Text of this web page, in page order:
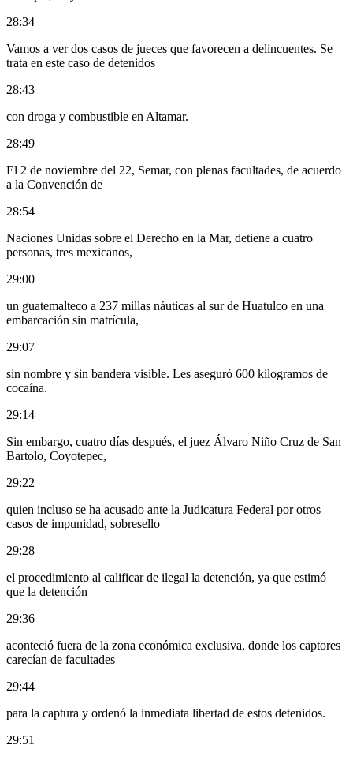
28:34
Vamos a ver dos casos de jueces que favorecen a delincuentes. Se
trata en este caso de detenidos
28:43
con droga y combustible en Altamar.
28:49
El 2 de noviembre del 22, Semar, con plenas facultades, de acuerdo
a la Convención de
28:54
Naciones Unidas sobre el Derecho en la Mar, detiene a cuatro
personas, tres mexicanos,
29:00
un guatemalteco a 237 millas náuticas al sur de Huatulco en una
embarcación sin matrícula,
29:07
sin nombre y sin bandera visible. Les aseguró 600 kilogramos de
cocaína.
29:14
Sin embargo, cuatro días después, el juez Álvaro Niño Cruz de San
Bartolo, Coyotepec,
29:22
quien incluso se ha acusado ante la Judicatura Federal por otros
casos de impunidad, sobresello
29:28
el procedimiento al calificar de ilegal la detención, ya que estimó
que la detención
29:36
aconteció fuera de la zona económica exclusiva, donde los captores
carecían de facultades
29:44
para la captura y ordenó la inmediata libertad de estos detenidos.
29:51